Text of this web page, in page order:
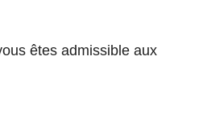
êtes admissible aux